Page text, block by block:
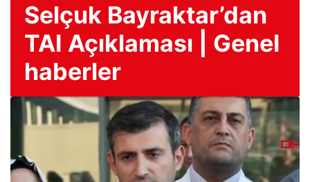
Selçuk Bayraktar’dan
TAI Açıklaması | Genel
haberler